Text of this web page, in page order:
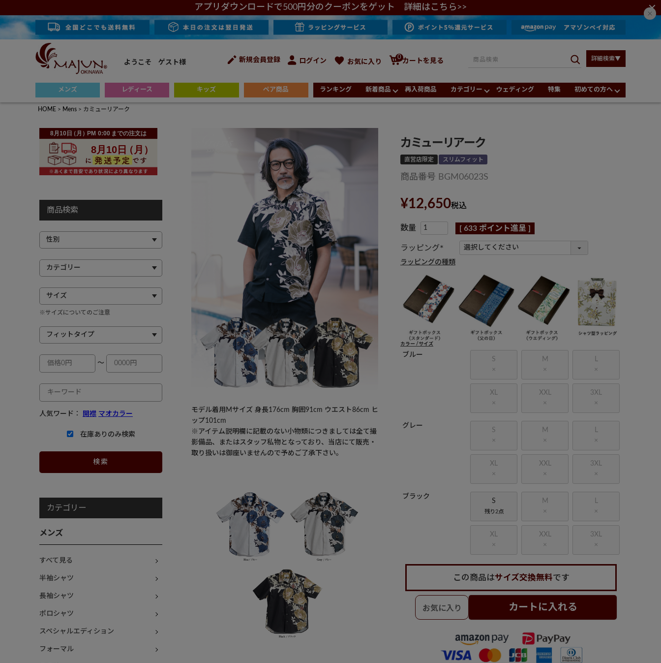
アプリダウンロードで500円分のクーポンをゲット 詳細はこちら>>
ようこそ ゲスト様 新規会員登録 ログイン お気に入り
0
カートを見る 詳細検索▼
メンズ レディース キッズ ペア商品 ランキング 新着商品 再入荷商品 カテゴリー ウェディング 特集 初めての方へ
HOME Mens カミューリアーク
商品検索
※サイズについてのご注意
～
人気ワード： 開襟 マオカラー
在庫ありのみ検索
カテゴリー
メンズ
すべて見る
半袖シャツ
長袖シャツ
ポロシャツ
スペシャルエディション
フォーマル
モデル着用Mサイズ 身長176cm 胸囲91cm ウエスト86cm ヒ
ップ101cm
※アイテム説明欄に記載のない小物類につきましては全て撮
影備品、またはスタッフ私物となっており、当店にて販売・
取り扱いは御座いませんので予めご了承下さい。
カミューリアーク
直営店限定 スリムフィット
商品番号 BGM06023S
¥12,650税込
[ 633 ポイント進呈 ]
ラッピング
(
須
)
ラッピングの種類
カラー サイズ
ブルー
S
×
M
×
×
XL
×
XXL
×
3XL
×
グレー
S
×
M
×
×
XL
×
XXL
×
3XL
×
ブラック
S
残り2点
M
×
×
XL
×
XXL
×
3XL
×
この商品はサイズ交換無料です
カートに入れる